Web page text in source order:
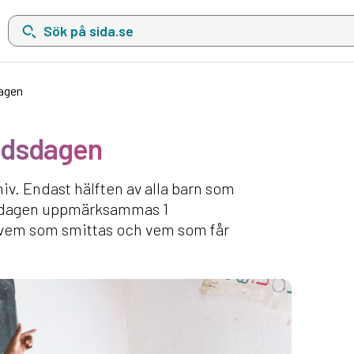
Sök på sida.se, sökförslag kommer att visas i en lista under
Endast hälften av alla barn som
uppmärksammas 1
som smittas och vem som får